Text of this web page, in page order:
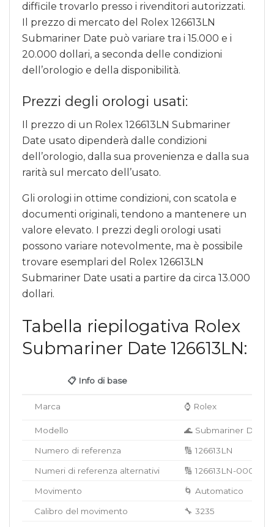
difficile trovarlo presso i rivenditori autorizzati.
Il prezzo di mercato del Rolex 126613LN
Submariner Date può variare tra i 15.000 e i
20.000 dollari, a seconda delle condizioni
dell’orologio e della disponibilità.
Prezzi degli orologi usati:
Il prezzo di un Rolex 126613LN Submariner
Date usato dipenderà dalle condizioni
dell’orologio, dalla sua provenienza e dalla sua
rarità sul mercato dell’usato.
Gli orologi in ottime condizioni, con scatola e
documenti originali, tendono a mantenere un
valore elevato. I prezzi degli orologi usati
possono variare notevolmente, ma è possibile
trovare esemplari del Rolex 126613LN
Submariner Date usati a partire da circa 13.000
dollari.
Tabella riepilogativa Rolex
Submariner Date 126613LN:
📋 Info di base
Marca ⌚ Rolex
Modello 🌊 Submariner Date
Numero di referenza 🔢 126613LN
Numeri di referenza alternativi 🔢 126613LN-0002
Movimento 🌀 Automatico
Calibro del movimento 🔧 3235